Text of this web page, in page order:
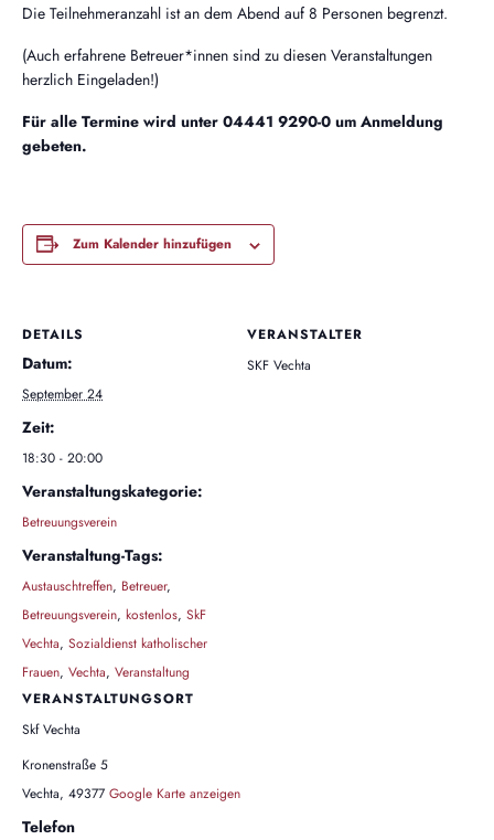
Die Teilnehmeranzahl ist an dem Abend auf 8 Personen begrenzt.
(Auch erfahrene Betreuer*innen sind zu diesen Veranstaltungen
herzlich Eingeladen!)
Für alle Termine wird unter 04441 9290-0 um Anmeldung
gebeten.
Zum Kalender hinzufügen
DETAILS
Datum:
September 24
Zeit:
18:30 - 20:00
Veranstaltungskategorie:
Betreuungsverein
Veranstaltung-Tags:
Austauschtreffen, Betreuer,
Betreuungsverein, kostenlos, SkF
Vechta, Sozialdienst katholischer
Frauen, Vechta, Veranstaltung
VERANSTALTUNGSORT
Skf Vechta
Kronenstraße 5
Vechta, 49377 Google Karte anzeigen
Telefon
VERANSTALTER
SKF Vechta